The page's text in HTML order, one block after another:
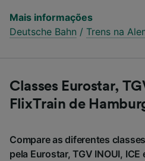
Mais informações
Deutsche Bahn / Trens na
Classes Eurostar,
FlixTrain de
Compare as diferentes
pela Eurostar, TGV INOUI,